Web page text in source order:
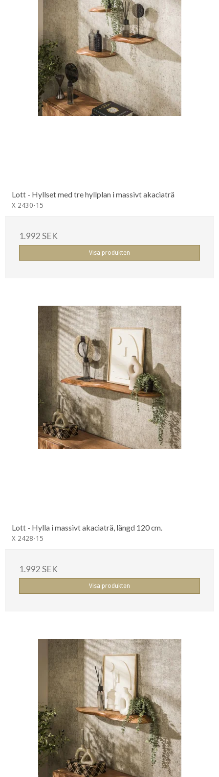
Lott - Hyllset med tre hyllplan i massivt akaciaträ
X 2430-15
1.992 SEK
Visa produkten
Lott - Hylla i massivt akaciaträ, längd 120 cm.
X 2428-15
1.992 SEK
Visa produkten